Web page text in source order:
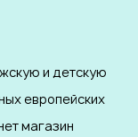
и детскую
европейских
магазин